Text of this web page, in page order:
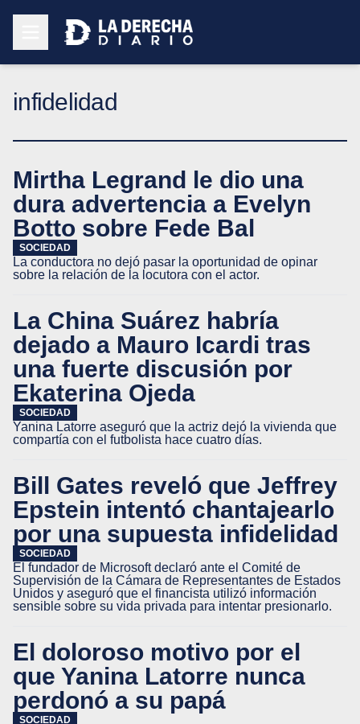
infidelidad
Mirtha Legrand le dio una
dura advertencia a Evelyn
Botto sobre Fede Bal
SOCIEDAD
La conductora no dejó pasar la oportunidad de opinar
sobre la relación de la locutora con el actor.
La China Suárez habría
dejado a Mauro Icardi tras
una fuerte discusión por
Ekaterina Ojeda
SOCIEDAD
Yanina Latorre aseguró que la actriz dejó la vivienda que
compartía con el futbolista hace cuatro días.
Bill Gates reveló que Jeffrey
Epstein intentó chantajearlo
por una supuesta infidelidad
SOCIEDAD
El fundador de Microsoft declaró ante el Comité de
Supervisión de la Cámara de Representantes de Estados
Unidos y aseguró que el financista utilizó información
sensible sobre su vida privada para intentar presionarlo.
El doloroso motivo por el
que Yanina Latorre nunca
perdonó a su papá
SOCIEDAD